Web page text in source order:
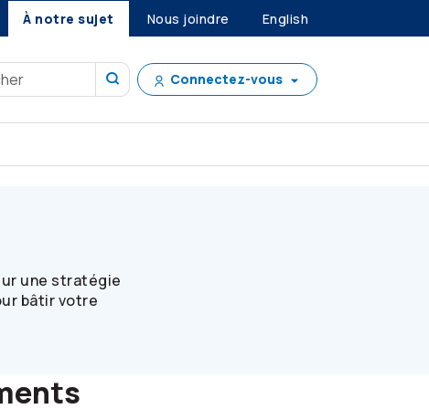
À notre sujet Nous joindre English
Connectez-vous
une stratégie
bâtir votre